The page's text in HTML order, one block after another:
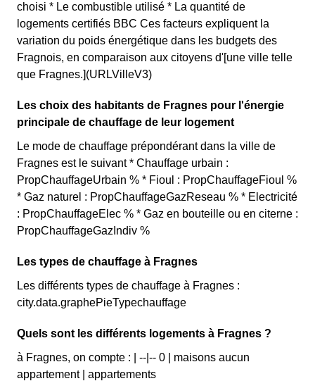
choisi * Le combustible utilisé * La quantité de
logements certifiés BBC Ces facteurs expliquent la
variation du poids énergétique dans les budgets des
Fragnois, en comparaison aux citoyens d'[une ville telle
que Fragnes.](URLVilleV3)
Les choix des habitants de Fragnes pour l'énergie
principale de chauffage de leur logement
Le mode de chauffage prépondérant dans la ville de
Fragnes est le suivant * Chauffage urbain :
PropChauffageUrbain % * Fioul : PropChauffageFioul %
* Gaz naturel : PropChauffageGazReseau % * Electricité
: PropChauffageElec % * Gaz en bouteille ou en citerne :
PropChauffageGazIndiv %
Les types de chauffage à Fragnes
Les différents types de chauffage à Fragnes :
city.data.graphePieTypechauffage
Quels sont les différents logements à Fragnes ?
à Fragnes, on compte : | --|-- 0 | maisons aucun
appartement | appartements